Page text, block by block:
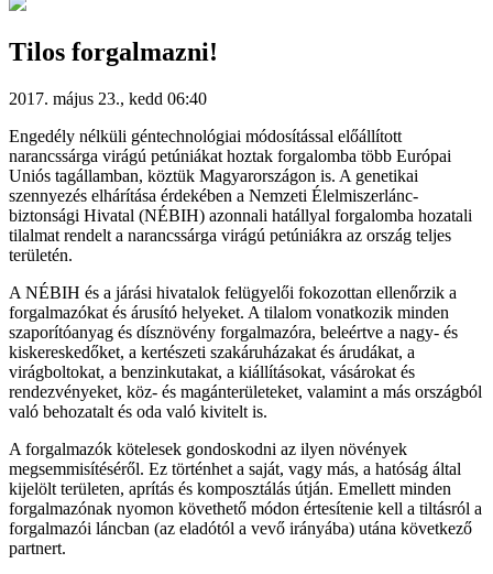
Tilos forgalmazni!
2017. május 23., kedd 06:40
Engedély nélküli géntechnológiai módosítással előállított
narancssárga virágú petúniákat hoztak forgalomba több Európai
Uniós tagállamban, köztük Magyarországon is. A genetikai
szennyezés elhárítása érdekében a Nemzeti Élelmiszerlánc-
biztonsági Hivatal (NÉBIH) azonnali hatállyal forgalomba hozatali
tilalmat rendelt a narancssárga virágú petúniákra az ország teljes
területén.
A NÉBIH és a járási hivatalok felügyelői fokozottan ellenőrzik a
forgalmazókat és árusító helyeket. A tilalom vonatkozik minden
szaporítóanyag és dísznövény forgalmazóra, beleértve a nagy- és
kiskereskedőket, a kertészeti szakáruházakat és árudákat, a
virágboltokat, a benzinkutakat, a kiállításokat, vásárokat és
rendezvényeket, köz- és magánterületeket, valamint a más országból
való behozatalt és oda való kivitelt is.
A forgalmazók kötelesek gondoskodni az ilyen növények
megsemmisítéséről. Ez történhet a saját, vagy más, a hatóság által
kijelölt területen, aprítás és komposztálás útján. Emellett minden
forgalmazónak nyomon követhető módon értesítenie kell a tiltásról a
forgalmazói láncban (az eladótól a vevő irányába) utána következő
partnert.